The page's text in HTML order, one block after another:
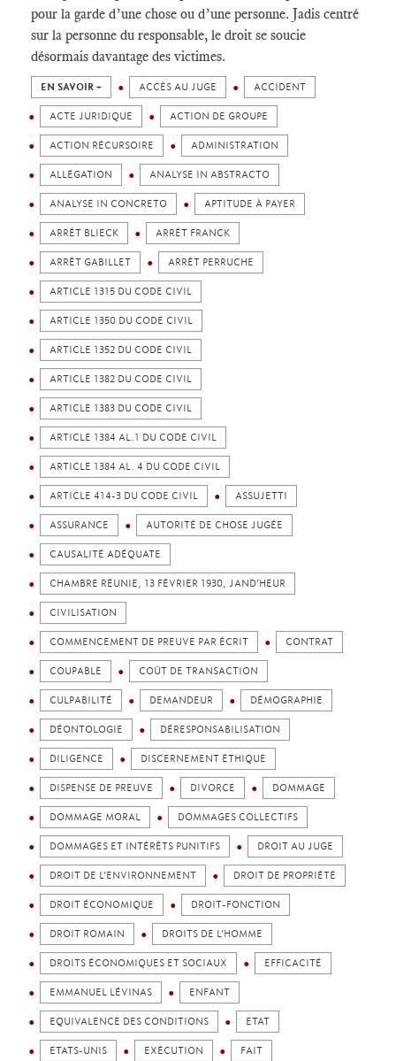
pour la garde d’une chose ou d’une personne. Jadis centré
sur la personne du responsable, le droit se soucie
désormais davantage des victimes.
EN SAVOIR + ACCÈS AU JUGE ACCIDENT
ACTE JURIDIQUE ACTION DE GROUPE
ACTION RÉCURSOIRE ADMINISTRATION
ALLÉGATION ANALYSE IN ABSTRACTO
ANALYSE IN CONCRETO APTITUDE À PAYER
ARRÊT BLIECK ARRÊT FRANCK
ARRÊT GABILLET ARRÊT PERRUCHE
ARTICLE 1315 DU CODE CIVIL
ARTICLE 1350 DU CODE CIVIL
ARTICLE 1352 DU CODE CIVIL
ARTICLE 1382 DU CODE CIVIL
ARTICLE 1383 DU CODE CIVIL
ARTICLE 1384 AL.1 DU CODE CIVIL
ARTICLE 1384 AL. 4 DU CODE CIVIL
ARTICLE 414-3 DU CODE CIVIL ASSUJETTI
ASSURANCE AUTORITÉ DE CHOSE JUGÉE
CAUSALITÉ ADÉQUATE
CHAMBRE RÉUNIE, 13 FÉVRIER 1930, JAND’HEUR
CIVILISATION
COMMENCEMENT DE PREUVE PAR ÉCRIT CONTRAT
COUPABLE COÛT DE TRANSACTION
CULPABILITÉ DEMANDEUR DÉMOGRAPHIE
DÉONTOLOGIE DÉRESPONSABILISATION
DILIGENCE DISCERNEMENT ÉTHIQUE
DISPENSE DE PREUVE DIVORCE DOMMAGE
DOMMAGE MORAL DOMMAGES COLLECTIFS
DOMMAGES ET INTÉRÊTS PUNITIFS DROIT AU JUGE
DROIT DE L’ENVIRONNEMENT DROIT DE PROPRIÉTÉ
DROIT ÉCONOMIQUE DROIT-FONCTION
DROIT ROMAIN DROITS DE L’HOMME
DROITS ÉCONOMIQUES ET SOCIAUX EFFICACITÉ
EMMANUEL LÉVINAS ENFANT
EQUIVALENCE DES CONDITIONS ETAT
ETATS-UNIS EXÉCUTION FAIT